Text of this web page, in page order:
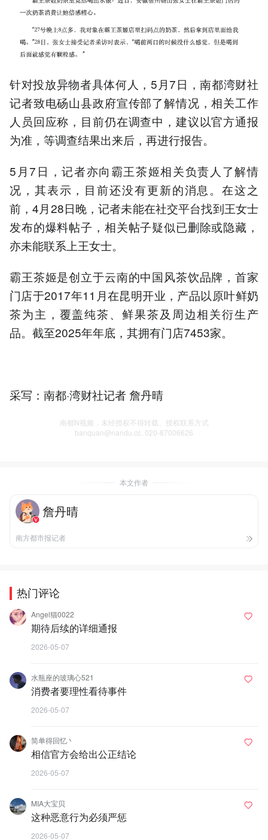
针对投放异物者具体何人，5月7日，南都湾财社
记者致电砀山县政府宣传部了解情况，相关工作
人员回应称，目前仍在调查中，建议以官方通报
为准，等调查结果出来后，再进行报告。
5月7日，记者亦向霸王茶姬相关负责人了解情
况，其表示，目前还没有更新的消息。在这之
前，4月28日晚，记者未能在社交平台找到王女士
发布的爆料帖子，相关帖子疑似已删除或隐藏，
亦未能联系上王女士。
霸王茶姬是创立于云南的中国风茶饮品牌，首家
门店于2017年11月在昆明开业，产品以原叶鲜奶
茶为主，覆盖纯茶、鲜果茶及周边相关衍生产
品。截至2025年年底，其拥有门店7453家。
采写：南都·湾财社记者 詹丹晴
南都N视频，未经授权不得转载、授权联系方式
banquan@nandu.cc. 020-87006626
本文作者
詹丹晴
南方都市报记者
热门评论
Angel猫0022
期待后续的详细通报
2026-05-07
水瓶座的玻璃心521
消费者要理性看待事件
2026-05-07
简单得回忆丶
相信官方会给出公正结论
2026-05-07
MIA大宝贝
这种恶意行为必须严惩
2026-05-07